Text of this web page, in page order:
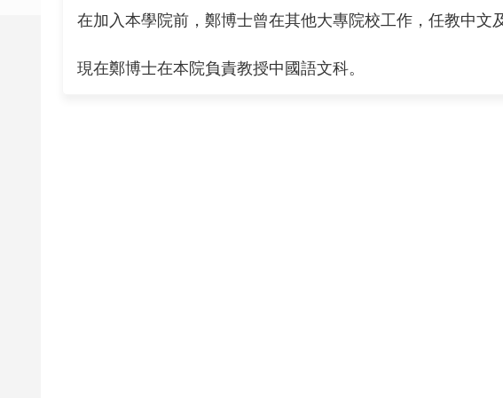
在加入本學院前，鄭博士曾在其他大專院校工作，任教中文
現在鄭博士在本院負責教授中國語文科。